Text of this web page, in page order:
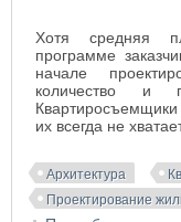
Хотя средняя
программе
начале
количество и
их всегда не
Архитектура
Проектирование